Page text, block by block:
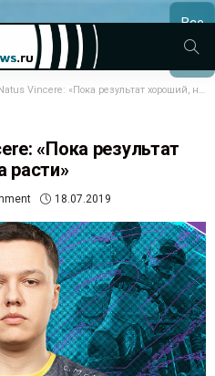
Все
МАТЧИ
Vincere: «Пока результат хороший, но есть куда расти»
«Пока результат
расти»
18.07.2019